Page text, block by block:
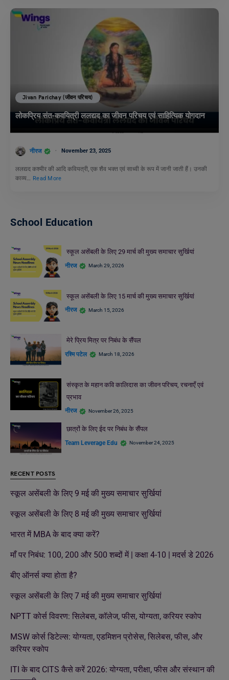
Jivan Parichay (जीवन परिचय)
लोकप्रिय संत-कवयित्री ललद्यद का जीवन परिचय एवं साहित्यिक योगदान
नीरज November 23, 2025
ललद्यद कश्मीर की आदि कवियत्री, एक शैव भक्त एवं साध्वी के रूप में जानी जाती हैं। उनकी
काव्य… Read More
School Education
स्कूल असेंबली के लिए 29 मार्च की मुख्य समाचार सुर्खियां
नीरज March 29, 2026
स्कूल असेंबली के लिए 15 मार्च की मुख्य समाचार सुर्खियां
नीरज March 15, 2026
मेरे प्रिय मित्र पर निबंध के सैंपल
रश्मि पटेल March 18, 2026
संस्कृत के महान कवि कालिदास का जीवन परिचय, रचनाएँ एवं
प्रभाव
नीरज November 26, 2025
छात्रों के लिए ईद पर निबंध के सैंपल
Team Leverage Edu November 24, 2025
RECENT POSTS
स्कूल असेंबली के लिए 9 मई की मुख्य समाचार सुर्खियां
स्कूल असेंबली के लिए 8 मई की मुख्य समाचार सुर्खियां
भारत में MBA के बाद क्या करें?
माँ पर निबंध: 100, 200 और 500 शब्दों में | कक्षा 4-10 | मदर्स डे 2026
बीए ऑनर्स क्या होता है?
स्कूल असेंबली के लिए 7 मई की मुख्य समाचार सुर्खियां
NPTT कोर्स विवरण: सिलेबस, कॉलेज, फीस, योग्यता, करियर स्कोप
MSW कोर्स डिटेल्स: योग्यता, एडमिशन प्रोसेस, सिलेबस, फीस, और
करियर स्कोप
ITI के बाद CITS कैसे करें 2026: योग्यता, परीक्षा, फीस और संस्थान की